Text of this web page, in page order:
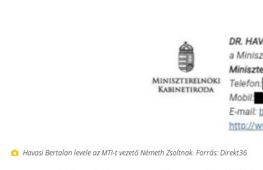
Havasi Bertalan levele az MTI-t vezető Németh Zsoltnak. Forrás: Direkt36